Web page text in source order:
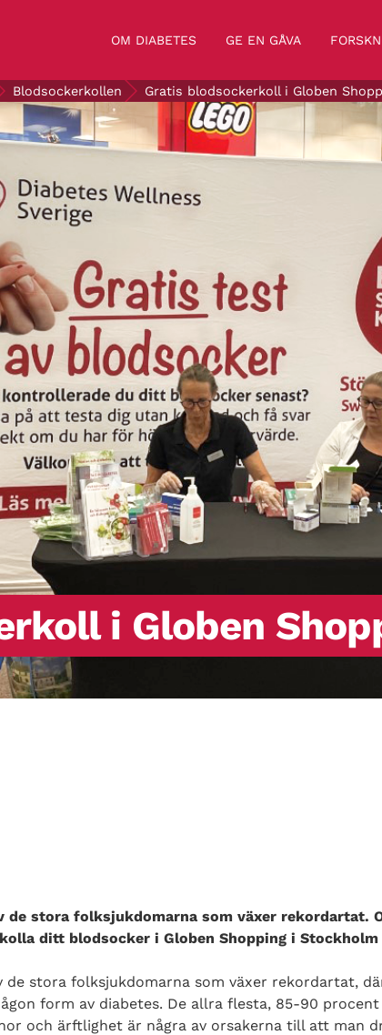
OM DIABETES GE EN GÅVA
Blodsockerkollen Gratis blodsockerkoll i Globen
i Globen
de stora folksjukdomarna som växer rekordartat.
ditt blodsocker i Globen Shopping i Stockholm
de stora folksjukdomarna som växer rekordartat,
form av diabetes. De allra flesta, 85-90
och ärftlighet är några av orsakerna till att man